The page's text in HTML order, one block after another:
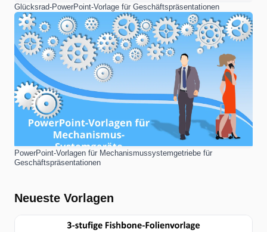
Glücksrad-PowerPoint-Vorlage für Geschäftspräsentationen
PowerPoint-Vorlagen für Mechanismussystemgetriebe für
Geschäftspräsentationen
Neueste Vorlagen